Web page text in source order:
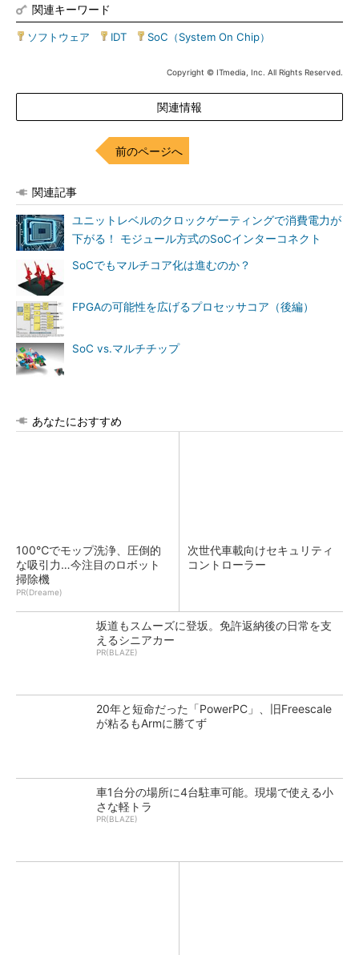
関連キーワード
ソフトウェア IDT SoC（System On Chip）
Copyright © ITmedia, Inc. All Rights Reserved.
関連情報
前のページへ
関連記事
ユニットレベルのクロックゲーティングで消費電力が
下がる！ モジュール方式のSoCインターコネクト
SoCでもマルチコア化は進むのか？
FPGAの可能性を広げるプロセッサコア（後編）
SoC vs.マルチチップ
あなたにおすすめ
100℃でモップ洗浄、圧倒的
な吸引力…今注目のロボット
掃除機
PR(Dreame)
次世代車載向けセキュリティ
コントローラー
坂道もスムーズに登坂。免許返納後の日常を支
えるシニアカー
PR(BLAZE)
20年と短命だった「PowerPC」、旧Freescale
が粘るもArmに勝てず
車1台分の場所に4台駐車可能。現場で使える小
さな軽トラ
PR(BLAZE)